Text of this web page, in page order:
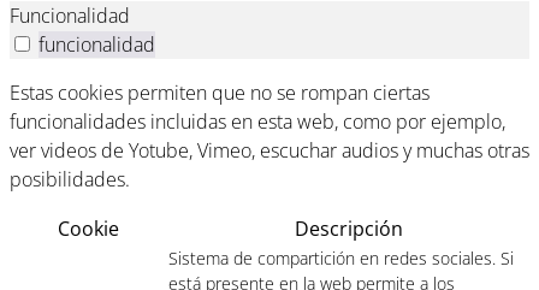
Funcionalidad
funcionalidad
Estas cookies permiten que no se rompan ciertas
funcionalidades incluidas en esta web, como por ejemplo,
ver videos de Yotube, Vimeo, escuchar audios y muchas otras
posibilidades.
Cookie
Descripción
Sistema de compartición en redes sociales. Si
está presente en la web permite a los